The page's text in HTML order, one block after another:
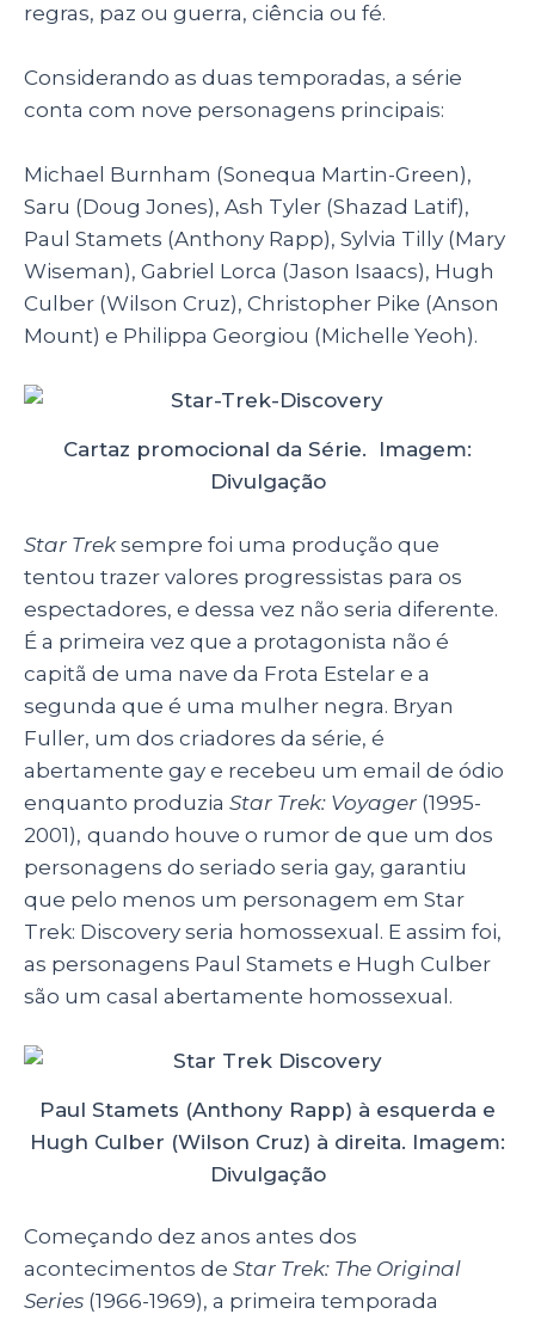
regras, paz ou guerra, ciência ou fé.
Considerando as duas temporadas, a série
conta com nove personagens principais:
Michael Burnham (Sonequa Martin-Green),
Saru (Doug Jones), Ash Tyler (Shazad Latif),
Paul Stamets (Anthony Rapp), Sylvia Tilly (Mary
Wiseman), Gabriel Lorca (Jason Isaacs), Hugh
Culber (Wilson Cruz), Christopher Pike (Anson
Mount) e Philippa Georgiou (Michelle Yeoh).
Cartaz promocional da Série. Imagem:
Divulgação
Star Treksempre foi uma produção que
tentou trazer valores progressistas para os
espectadores, e dessa vez não seria diferente.
É a primeira vez que a protagonista não é
capitã de uma nave da Frota Estelar e a
segunda que é uma mulher negra. Bryan
Fuller, um dos criadores da série, é
abertamente gay e recebeu um email de ódio
enquanto produzia Star Trek: Voyager (1995-
2001), quando houve o rumor de que um dos
personagens do seriado seria gay, garantiu
que pelo menos um personagem em Star
Trek: Discovery seria homossexual. E assim foi,
as personagens Paul Stamets e Hugh Culber
são um casal abertamente homossexual.
Paul Stamets (Anthony Rapp) à esquerda e
Hugh Culber (Wilson Cruz) à direita. Imagem:
Divulgação
Começando dez anos antes dos
acontecimentos de Star Trek: The Original
Series (1966-1969), a primeira temporada